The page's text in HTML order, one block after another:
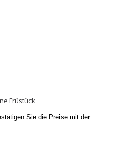
Früstück
Sie die Preise mit der